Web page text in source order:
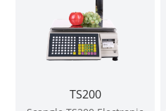
TS200